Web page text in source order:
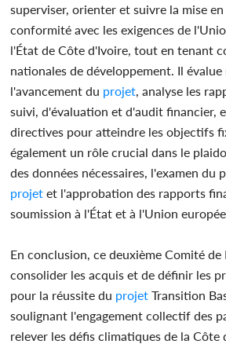
superviser, orienter et suivre la mise
conformité avec les exigences de
l'État de Côte d'Ivoire, tout en tenant
nationales de développement. Il
l'avancement du projet , analyse les
suivi, d'évaluation et d'audit financier,
directives pour atteindre les objectifs
également un rôle crucial dans le
des données nécessaires, l'examen du
projet et l'approbation des rapports
soumission à l'État et à l'Union
En conclusion, ce deuxième Comité
consolider les acquis et de définir les
pour la réussite du projet Transition
soulignant l'engagement collectif des
relever les défis climatiques de la Côte